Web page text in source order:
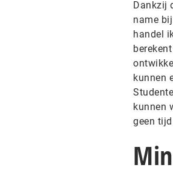
Dankzij
name
handel
kunnen
kunnen
geen tijd